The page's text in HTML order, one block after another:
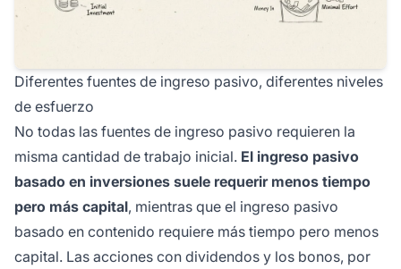
Diferentes fuentes de ingreso pasivo, diferentes niveles
de esfuerzo
No todas las fuentes de ingreso pasivo requieren la
misma cantidad de trabajo inicial. El ingreso pasivo
basado en inversiones suele requerir menos tiempo
pero más capital, mientras que el ingreso pasivo
basado en contenido requiere más tiempo pero menos
capital. Las acciones con dividendos y los bonos, por